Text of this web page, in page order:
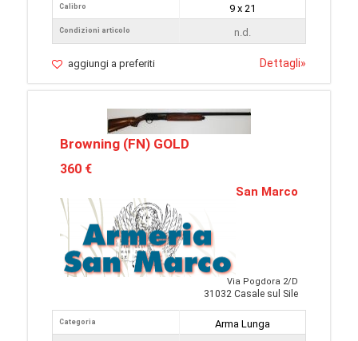
Calibro
Condizioni articolo
9 x 21
n.d.
aggiungi a preferiti Dettagli»
Browning (FN) GOLD
360 €
San Marco
Via Pogdora 2/D
31032 Casale sul Sile
Categoria
Arma Lunga